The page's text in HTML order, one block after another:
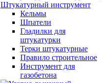
Штукатурный инструмент
Кельмы
Шпатели
Гладилки для
штукатурки
Терки штукатурные
Правило строительное
Инструмент для
газобетона